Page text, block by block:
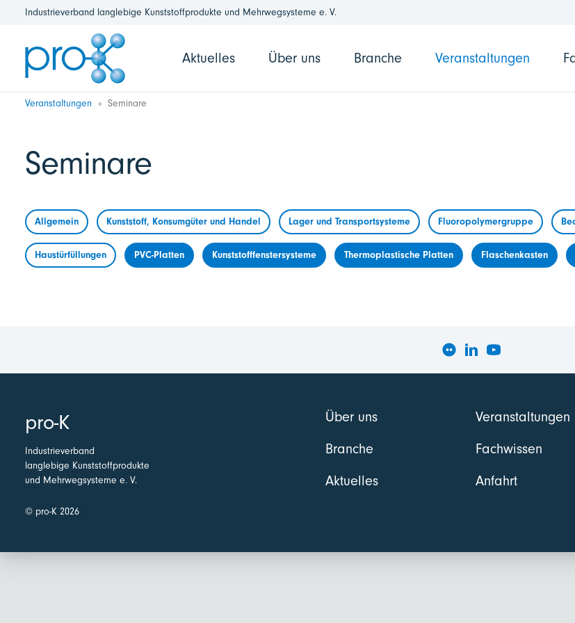
Industrieverband langlebige Kunststoffprodukte und Mehrwegsysteme e. V.
Aktuelles Über uns Branche Veranstaltungen
Veranstaltungen Seminare
Seminare
Allgemein Kunststoff, Konsumgüter und Handel Lager und Transportsysteme Fluoropolymergruppe
Haustürfüllungen PVC-Platten Kunststofffenstersysteme Thermoplastische Platten Flaschenkasten
pro-K
Industrieverband
langlebige Kunststoffprodukte
und Mehrwegsysteme e. V.
© pro-K 2026
Über uns
Branche
Aktuelles
Veranstaltungen
Fachwissen
Anfahrt